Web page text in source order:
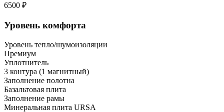
6500 ₽
Уровень комфорта
Уровень тепло/шумоизоляции
Премиум
Уплотнитель
3 контура (1 магнитный)
Заполнение полотна
Базальтовая плита
Заполнение рамы
Минеральная плита URSA